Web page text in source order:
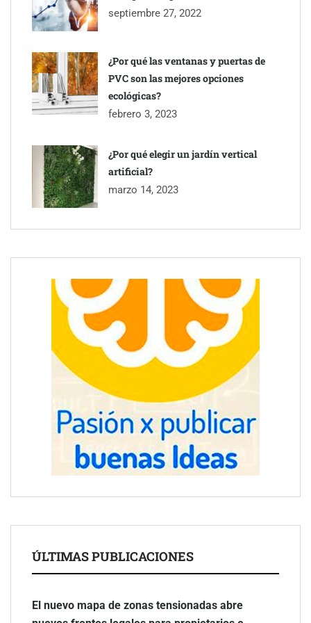
septiembre 27, 2022
¿Por qué las ventanas y puertas de
PVC son las mejores opciones
ecológicas?
febrero 3, 2023
¿Por qué elegir un jardín vertical
artificial?
marzo 14, 2023
ÚLTIMAS PUBLICACIONES
El nuevo mapa de zonas tensionadas abre